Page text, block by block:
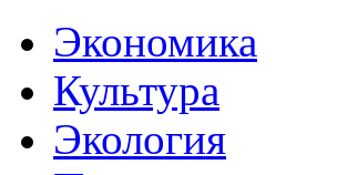
Экономика
Культура
Экология